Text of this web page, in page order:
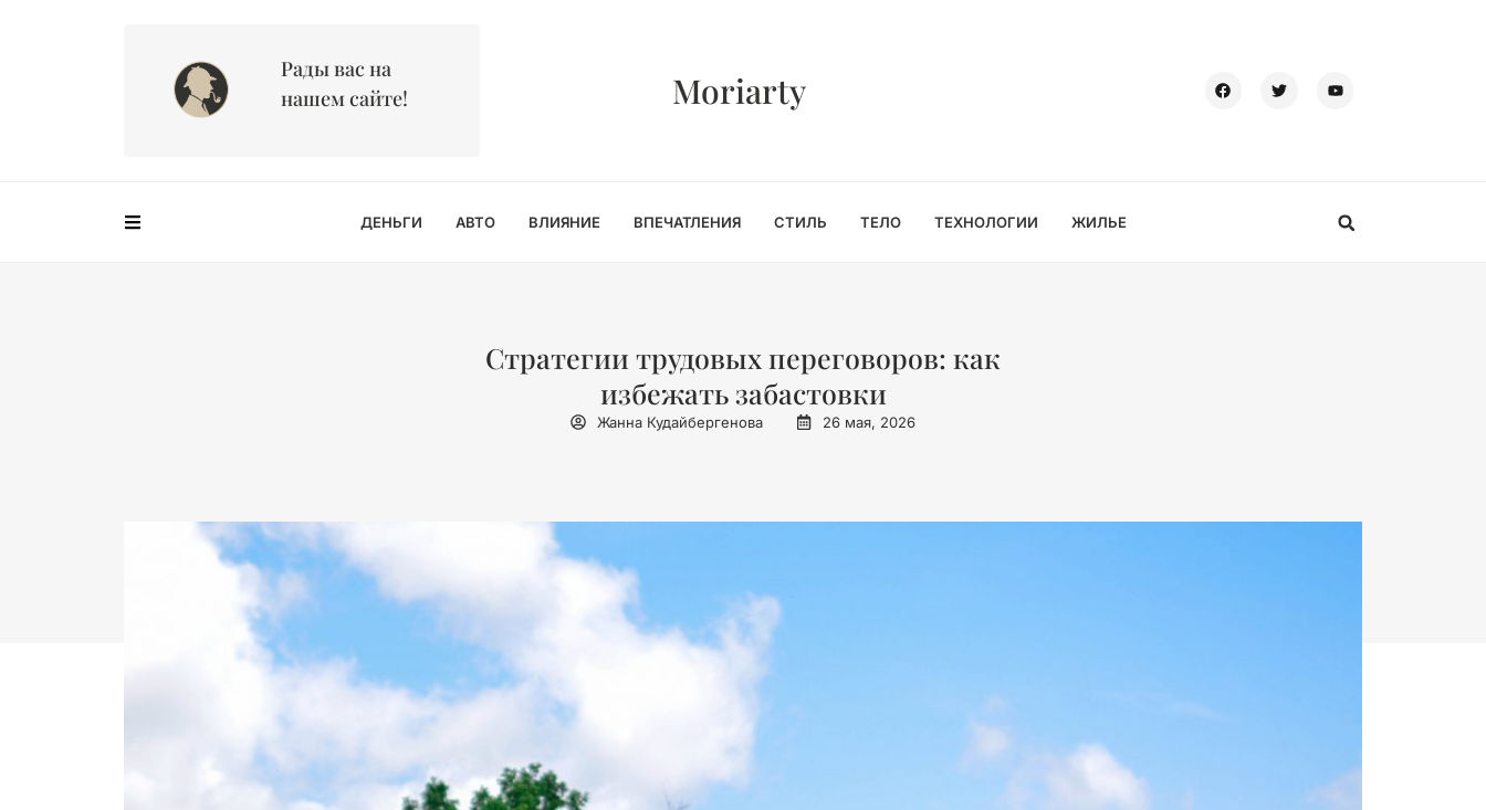
Рады вас на
нашем сайте!
Moriarty
ДЕНЬГИ АВТО ВЛИЯНИЕ ВПЕЧАТЛЕНИЯ СТИЛЬ ТЕЛО ТЕХНОЛОГИИ ЖИЛЬЕ
Стратегии трудовых переговоров: как
избежать забастовки
Жанна Кудайбергенова 26 мая, 2026